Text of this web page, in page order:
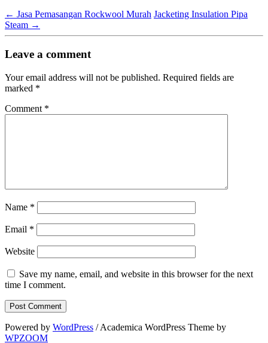
← Jasa Pemasangan Rockwool Murah Jacketing Insulation Pipa
Steam →
Leave a comment
Your email address will not be published. Required fields are
marked *
Comment *
Name *
Email *
Website
Save my name, email, and website in this browser for the next
time I comment.
Powered by WordPress / Academica WordPress Theme by
WPZOOM